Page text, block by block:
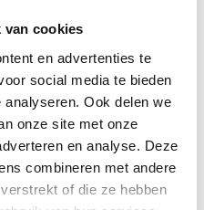
van cookies
en advertenties te
social media te bieden
Ook delen we
onze site met onze
en analyse. Deze
combineren met andere
of die ze hebben
Deksels
Staal
Zonder rubber
deze items